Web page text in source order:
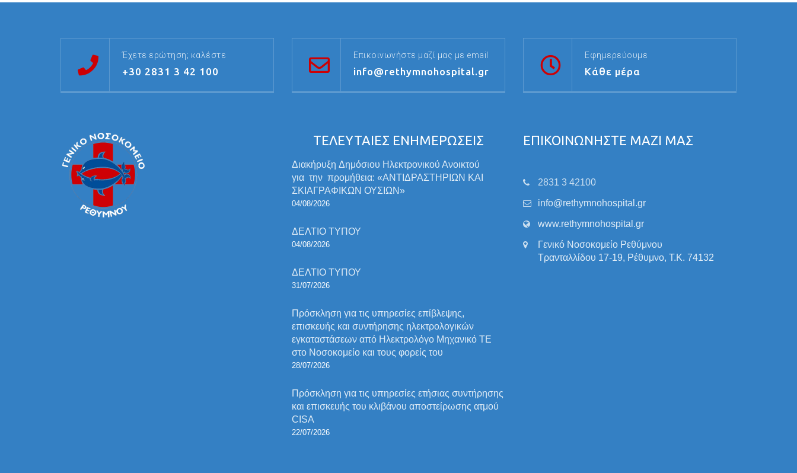
Έχετε ερώτηση; καλέστε
+30 2831 3 42 100
Επικοινωνήστε μαζί μας με email
info@rethymnohospital.gr
Εφημερεύουμε
Κάθε μέρα
ΤΕΛΕΥΤΑΙΕΣ ΕΝΗΜΕΡΩΣΕΙΣ
Διακήρυξη Δημόσιου Ηλεκτρονικού Ανοικτού
για την προμήθεια: «ΑΝΤΙΔΡΑΣΤΗΡΙΩΝ ΚΑΙ
ΣΚΙΑΓΡΑΦΙΚΩΝ ΟΥΣΙΩΝ»
04/08/2026
ΔΕΛΤΙΟ ΤΥΠΟΥ
04/08/2026
ΔΕΛΤΙΟ ΤΥΠΟΥ
31/07/2026
Πρόσκληση για τις υπηρεσίες επίβλεψης,
επισκευής και συντήρησης ηλεκτρολογικών
εγκαταστάσεων από Ηλεκτρολόγο Μηχανικό ΤΕ
στο Νοσοκομείο και τους φορείς του
28/07/2026
Πρόσκληση για τις υπηρεσίες ετήσιας συντήρησης
και επισκευής του κλιβάνου αποστείρωσης ατμού
CISA
22/07/2026
ΕΠΙΚΟΙΝΩΝΗΣΤΕ ΜΑΖΙ ΜΑΣ
2831 3 42100
info@rethymnohospital.gr
www.rethymnohospital.gr
Γενικό Νοσοκομείο Ρεθύμνου
Τρανταλλίδου 17-19, Ρέθυμνο, Τ.Κ. 74132